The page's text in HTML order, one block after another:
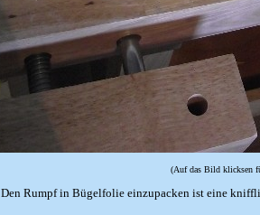
(Auf das Bild klicksen
Den Rumpf in Bügelfolie einzupacken ist eine